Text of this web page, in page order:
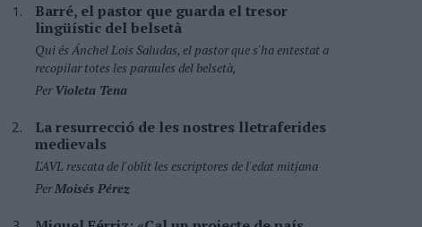
Barré, el pastor que guarda el tresor
lingüístic del belsetà
Qui és Ánchel Lois Saludas, el pastor que s'ha entestat a
recopilar totes les paraules del belsetà,
PerVioleta Tena
La resurrecció de les nostres lletraferides
medievals
L'AVL rescata de l'oblit les escriptores de l'edat mitjana
PerMoisés Pérez